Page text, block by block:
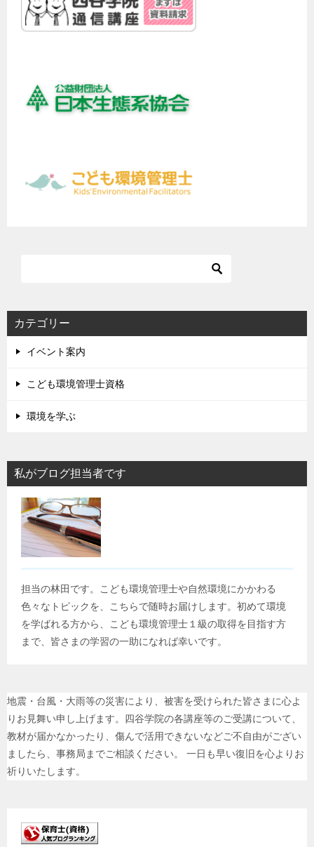
カテゴリー
イベント案内
こども環境管理士資格
環境を学ぶ
私がブログ担当者です
担当の林田です。こども環境管理士や自然環境にかかわる
色々なトピックを、こちらで随時お届けします。初めて環境
を学ばれる方から、こども環境管理士１級の取得を目指す方
まで、皆さまの学習の一助になれば幸いです。
地震・台風・大雨等の災害により、被害を受けられた皆さまに心よ
りお見舞い申し上げます。四谷学院の各講座等のご受講について、
教材が届かなかったり、傷んで活用できないなどご不自由がござい
ましたら、事務局までご相談ください。 一日も早い復旧を心よりお
祈りいたします。